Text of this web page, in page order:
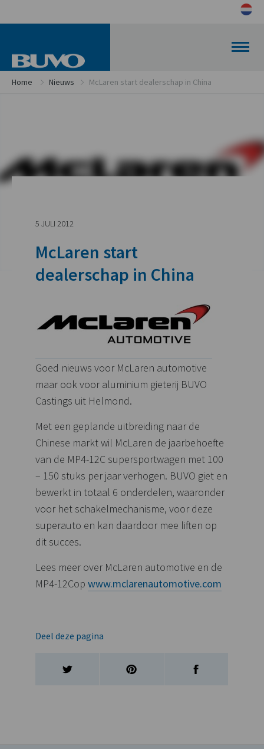
Home Nieuws McLaren start dealerschap in China
5 JULI 2012
McLaren start
dealerschap in China
Goed nieuws voor McLaren automotive
maar ook voor aluminium gieterij BUVO
Castings uit Helmond.
Met een geplande uitbreiding naar de
Chinese markt wil McLaren de jaarbehoefte
van de MP4-12C supersportwagen met 100
– 150 stuks per jaar verhogen. BUVO giet en
bewerkt in totaal 6 onderdelen, waaronder
voor het schakelmechanisme, voor deze
superauto en kan daardoor mee liften op
dit succes.
Lees meer over McLaren automotive en de
MP4-12Cop www.mclarenautomotive.com
Deel deze pagina